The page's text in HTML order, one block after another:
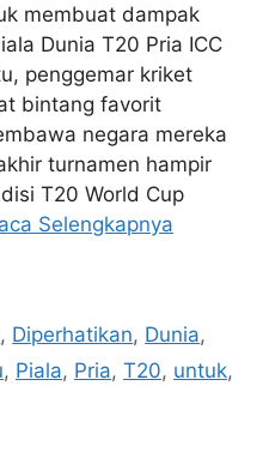
membuat dampak
Dunia T20 Pria ICC
penggemar kriket
bintang favorit
negara mereka
turnamen hampir
T20 World Cup
Selengkapnya
, Diperhatikan, Dunia,
, Piala, Pria, T20, untuk,